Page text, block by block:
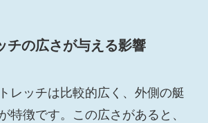
チの広さが与える影響
レッチは比較的広く、外側の艇
特徴です。この広さがあると、